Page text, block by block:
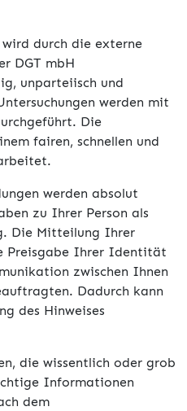
wird durch die externe
DGT mbH
unparteiisch und
werden mit
Die
fairen, schnellen und
werden absolut
zu Ihrer Person als
Die Mitteilung Ihrer
Preisgabe Ihrer Identität
zwischen Ihnen
Dadurch kann
des Hinweises
die wissentlich oder grob
Informationen
dem